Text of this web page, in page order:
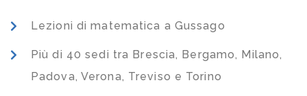
Lezioni di matematica a Gussago
Più di 40 sedi tra Brescia, Bergamo, Milano,
Padova, Verona, Treviso e Torino